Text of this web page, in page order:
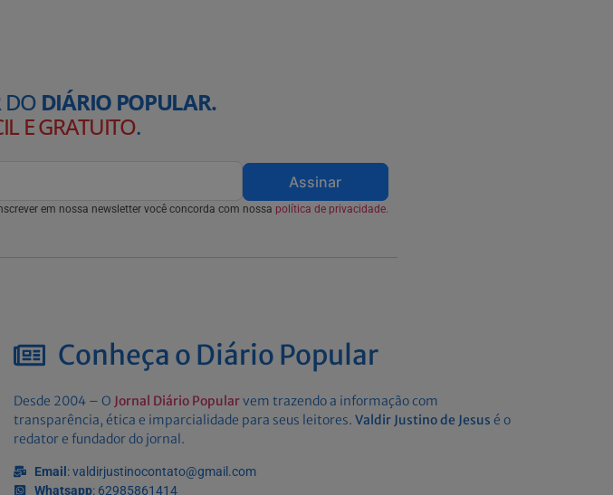
DO DIÁRIO POPULAR.
E GRATUITO.
Assinar
em nossa newsletter você concorda com nossa política de privacidade.
Conheça o Diário Popular
Desde 2004 – O Jornal Diário Popularvem trazendo a informação com
transparência, ética e imparcialidade para seus leitores. Valdir Justino de Jesus é o
redator e fundador do jornal.
Email : valdirjustinocontato@gmail.com
Whatsapp: 62985861414